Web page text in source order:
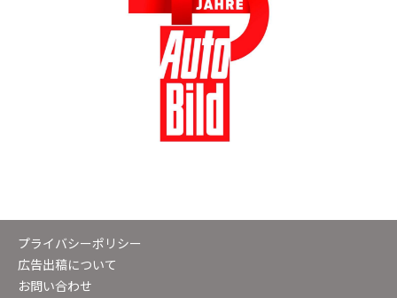
プライバシーポリシー
広告出稿について
お問い合わせ